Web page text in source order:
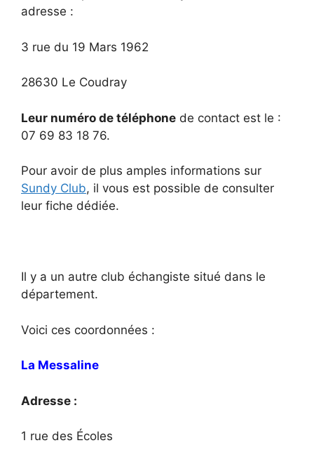
adresse :
3 rue du 19 Mars 1962
28630 Le Coudray
Leur numéro de téléphone de contact est le :
07 69 83 18 76.
Pour avoir de plus amples informations sur
Sundy Club, il vous est possible de consulter
leur fiche dédiée.
Il y a un autre club échangiste situé dans le
département.
Voici ces coordonnées :
La Messaline
Adresse :
1 rue des Écoles